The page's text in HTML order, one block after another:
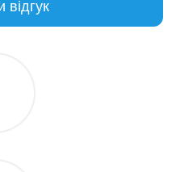
відгук